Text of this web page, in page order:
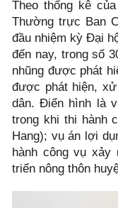
Theo thống kê
Thường trực Ban
đầu nhiệm kỳ Đại
đến nay, trong số
nhũng được phát
được phát hiện,
dân. Điển hình là
trong khi thi hành
Hang); vụ án lợi
hành công vụ xảy
triển nông thôn